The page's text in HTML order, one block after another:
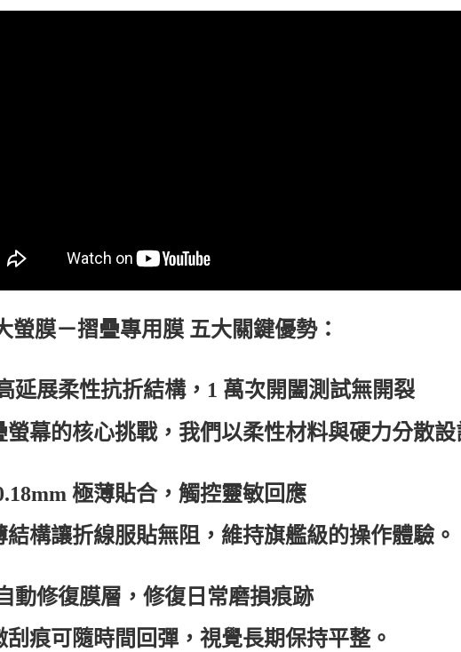
螢膜－摺疊專用膜 五大關鍵優勢：
延展柔性抗折結構， 1 萬次開闔測試無開裂
螢幕的核心挑戰，我們以柔性材料與硬力分散設
極薄貼合，觸控靈敏回應
結構讓折線服貼無阻，維持旗艦級的操作體驗。
動修復膜層，修復日常磨損痕跡
刮痕可隨時間回彈，視覺長期保持平整。